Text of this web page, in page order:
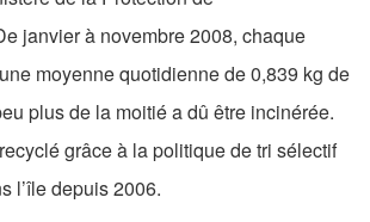
janvier à novembre 2008, chaque
moyenne quotidienne de 0,839 kg de
plus de la moitié a dû être incinérée.
grâce à la politique de tri sélectif
l’île depuis 2006.